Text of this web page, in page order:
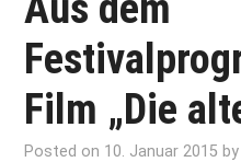
Film „Die
Posted on 10. Januar 2015